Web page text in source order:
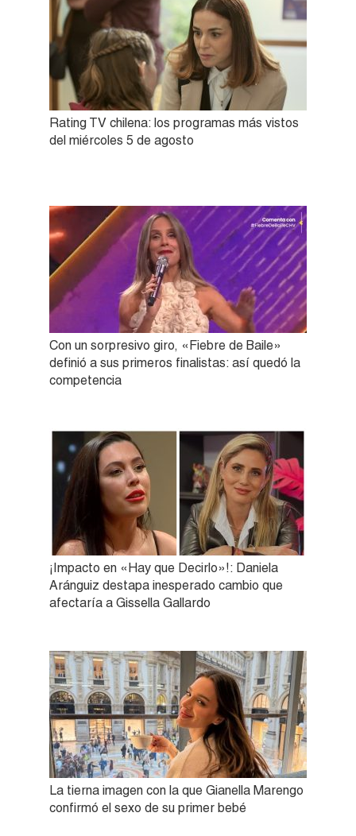
Rating TV chilena: los programas más vistos
del miércoles 5 de agosto
Con un sorpresivo giro, «Fiebre de Baile»
definió a sus primeros finalistas: así quedó la
competencia
¡Impacto en «Hay que Decirlo»!: Daniela
Aránguiz destapa inesperado cambio que
afectaría a Gissella Gallardo
La tierna imagen con la que Gianella Marengo
confirmó el sexo de su primer bebé